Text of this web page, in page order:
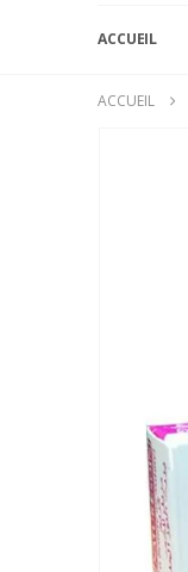
ACCUEIL
ACCUEIL